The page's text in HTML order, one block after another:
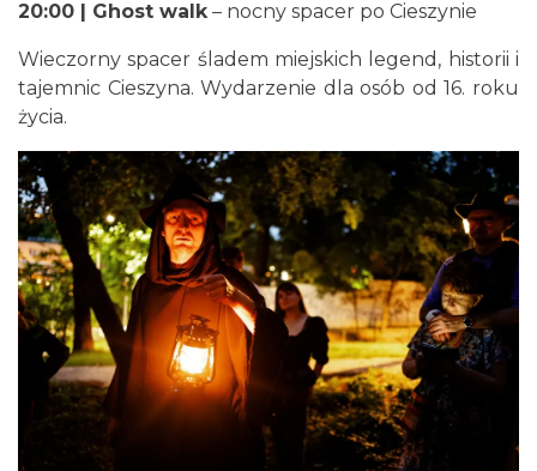
Cieszyn
2026-08-09
0.05 km
Cieszyn
2026-08-16
0.05 km
20:00 | Ghost walk– nocny spacer po Cieszynie
Wieczorny spacer śladem miejskich legend, historii i
tajemnic Cieszyna. Wydarzenie dla osób od 16. roku
życia.